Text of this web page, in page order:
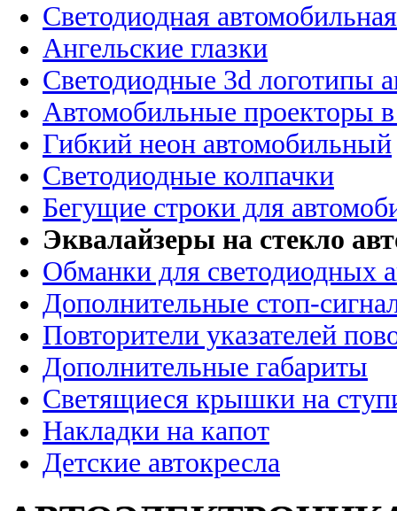
Светодиодная
Ангельские глазки
Светодиодные 3d логотипы
Автомобильные проекторы
Гибкий неон автомобильный
Светодиодные колпачки
Бегущие строки для
Эквалайзеры на стекло
Обманки для светодиодных
Дополнительные стоп-
Повторители указателей
Дополнительные габариты
Светящиеся крышки на
Накладки на капот
Детские автокресла